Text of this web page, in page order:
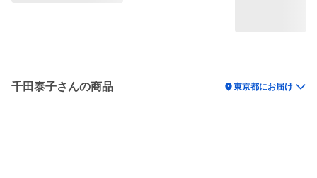
千田泰子さんの商品 location_on東京都にお届け